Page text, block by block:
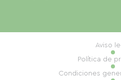
Aviso
Política de
Condiciones